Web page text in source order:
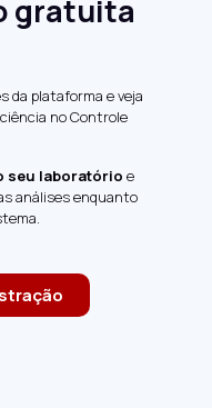
gratuita
da plataforma e veja
no Controle
seu laboratório e
análises enquanto